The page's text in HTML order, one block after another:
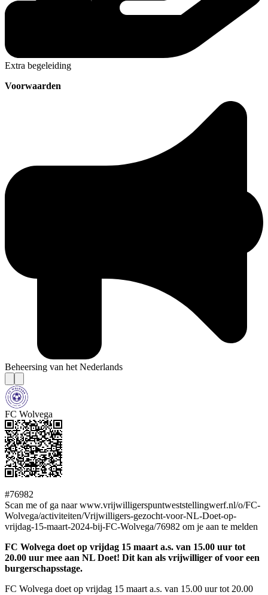
Extra begeleiding
Voorwaarden
Beheersing van het Nederlands
FC Wolvega
#76982
Scan me of ga naar www.vrijwilligerspuntweststellingwerf.nl/o/FC-
Wolvega/activiteiten/Vrijwilligers-gezocht-voor-NL-Doet-op-
vrijdag-15-maart-2024-bij-FC-Wolvega/76982 om je aan te melden
FC Wolvega doet op vrijdag 15 maart a.s. van 15.00 uur tot
20.00 uur mee aan NL Doet! Dit kan als vrijwilliger of voor een
burgerschapsstage.
FC Wolvega doet op vrijdag 15 maart a.s. van 15.00 uur tot 20.00